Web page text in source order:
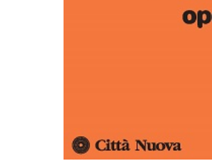
AGGIUNGI AL CARRELLO